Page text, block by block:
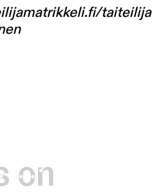
taiteilija
on